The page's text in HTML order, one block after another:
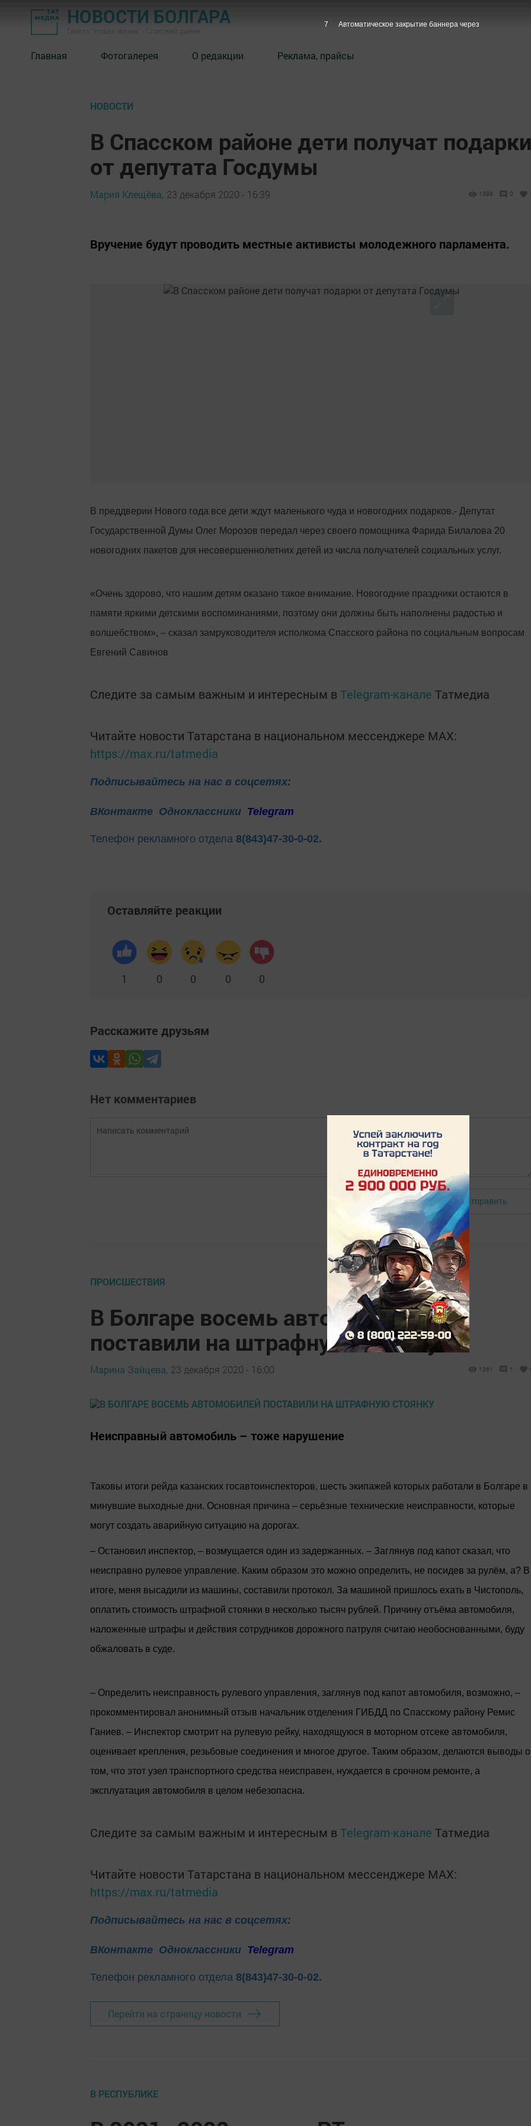
НОВОСТИ БОЛГАРА
Главная Фотогалерея О редакции Реклама, прайсы
НОВОСТИ
В Спасском районе дети получат подарки
от депутата Госдумы
Мария Клещёва, 23 декабря 2020 - 16:39 1399 0
Вручение будут проводить местные активисты молодежного парламента.
В преддверии Нового года все дети ждут маленького чуда и новогодних подарков.- Депутат
Государственной Думы Олег Морозов передал через своего помощника Фарида Билалова 20
новогодних пакетов для несовершеннолетних детей из числа получателей социальных услуг.
«Очень здорово, что нашим детям оказано такое внимание. Новогодние праздники остаются в
памяти яркими детскими воспоминаниями, поэтому они должны быть наполнены радостью и
волшебством», – сказал замруководителя исполкома Спасского района по социальным вопросам
Евгений Савинов
Следите за самым важным и интересным в Telegram-канале Татмедиа
Читайте новости Татарстана в национальном мессенджере MАХ:
https://max.ru/tatmedia
Подписывайтесь на нас в соцсетях:
ВКонтакте Одноклассники Telegram
Телефон рекламного отдела 8(843)47-30-0-02.
Оставляйте реакции
1 0 0 0 0
Расскажите друзьям
Нет комментариев
Авторизоваться Отправить
ПРОИСШЕСТВИЯ
В Болгаре восемь автомобилей
поставили на штрафную стоянку
Марина Зайцева, 23 декабря 2020 - 16:00 1361 1
Неисправный автомобиль – тоже нарушение
Таковы итоги рейда казанских госавтоинспекторов, шесть экипажей которых работали в Болгаре в
минувшие выходные дни. Основная причина – серьёзные технические неисправности, которые
могут создать аварийную ситуацию на дорогах.
– Остановил инспектор, – возмущается один из задержанных. – Заглянув под капот сказал, что
неисправно рулевое управление. Каким образом это можно определить, не посидев за рулём, а? В
итоге, меня высадили из машины, составили протокол. За машиной пришлось ехать в Чистополь,
оплатить стоимость штрафной стоянки в несколько тысяч рублей. Причину отъёма автомобиля,
наложенные штрафы и действия сотрудников дорожного патруля считаю необоснованными, буду
обжаловать в суде.
– Определить неисправность рулевого управления, заглянув под капот автомобиля, возможно, –
прокомментировал анонимный отзыв начальник отделения ГИБДД по Спасскому району Ремис
Ганиев. – Инспектор смотрит на рулевую рейку, находящуюся в моторном отсеке автомобиля,
оценивает крепления, резьбовые соединения и многое другое. Таким образом, делаются выводы о
том, что этот узел транспортного средства неисправен, нуждается в срочном ремонте, а
эксплуатация автомобиля в целом небезопасна.
Следите за самым важным и интересным в Telegram-канале Татмедиа
Читайте новости Татарстана в национальном мессенджере MАХ:
https://max.ru/tatmedia
Подписывайтесь на нас в соцсетях:
ВКонтакте Одноклассники Telegram
Телефон рекламного отдела 8(843)47-30-0-02.
Перейти на страницу новости
В РЕСПУБЛИКЕ
6 Автоматическое закрытие баннера через